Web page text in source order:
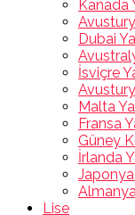
Kanada
Dubai
İsviçre
Malta
Fransa
Güney
İrlanda
Lise